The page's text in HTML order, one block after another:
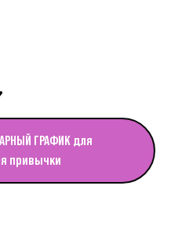
ГРАФИК для
привычки